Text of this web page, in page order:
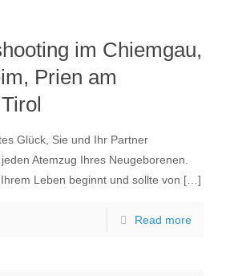
im Chiemgau,
Prien am
Glück, Sie und Ihr Partner
Atemzug Ihres Neugeborenen.
Leben beginnt und sollte von […]
Read more